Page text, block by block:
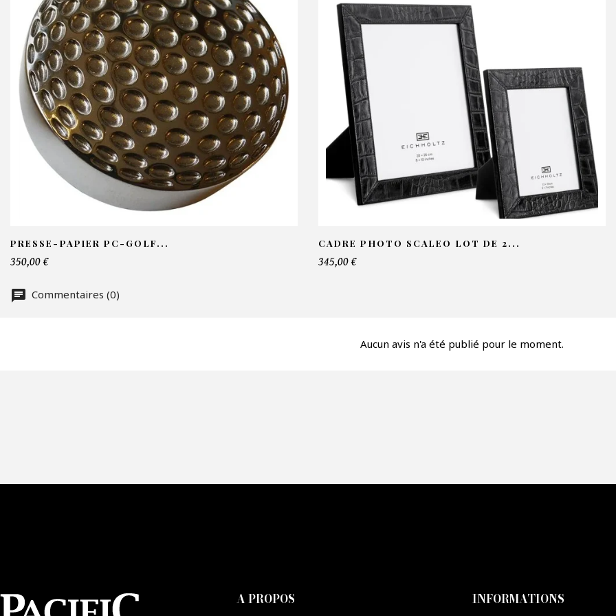
Compagnie
VOS INFORMATIONS :
PRESSE-PAPIER PC-GOLF...
350,00 €
CADRE PHOTO SCALEO LOT DE 2...
345,00 €
Commentaires (0)
Aucun avis n'a été publié pour le moment.
A PROPOS INFORMATIONS